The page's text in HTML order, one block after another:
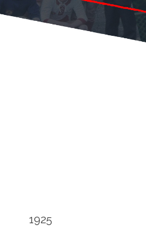
1925